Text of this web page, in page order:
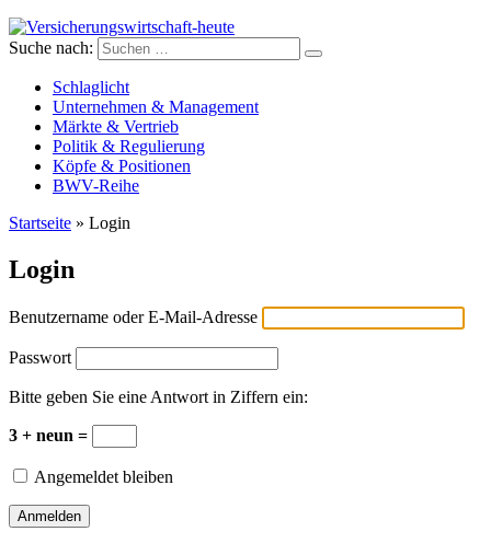
Versicherungswirtschaft-heute
Suche nach:
Schlaglicht
Unternehmen & Management
Märkte & Vertrieb
Politik & Regulierung
Köpfe & Positionen
BWV-Reihe
Startseite » Login
Login
Benutzername oder E-Mail-Adresse
Passwort
Bitte geben Sie eine Antwort in Ziffern ein:
3 + neun =
Angemeldet bleiben